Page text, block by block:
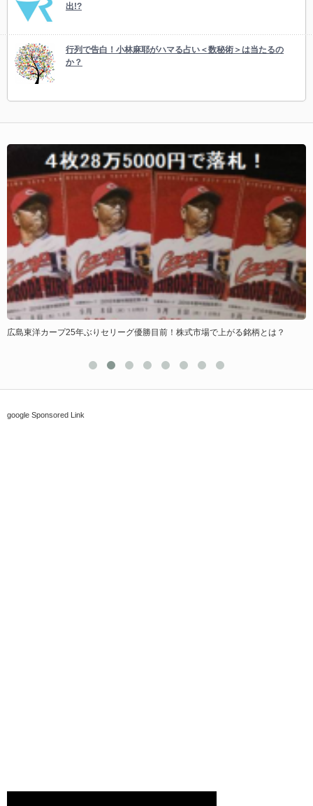
出!?
行列で告白！小林麻耶がハマる占い＜数秘術＞は当たるの
か？
広島東洋カープ25年ぶりセリーグ優勝目前！株式市場で上がる銘柄とは？
google Sponsored Link